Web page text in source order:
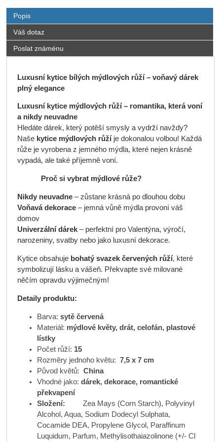
Popis
Váš dotaz
Poslat známénu
Luxusní kytice bílých mýdlových růží – voňavý dárek
plný elegance
Luxusní kytice mýdlových růží – romantika, která voní
a nikdy neuvadne
Hledáte dárek, který potěší smysly a vydrží navždy?
Naše kytice mýdlových růžíje dokonalou volbou! Každá
růže je vyrobena z jemného mýdla, které nejen krásně
vypadá, ale také příjemně voní.
Proč si vybrat mýdlové růže?
Nikdy neuvadne– zůstane krásná po dlouhou dobu
Voňavá dekorace– jemná vůně mýdla provoní váš
domov
Univerzální dárek– perfektní pro Valentýna, výročí,
narozeniny, svatby nebo jako luxusní dekorace.
Kytice obsahuje bohatý svazek červených růží, které
symbolizují lásku a vášeň. Překvapte své milované
něčím opravdu výjimečným!
Detaily produktu:
Barva: sytě červená
Materiál: mýdlové květy, drát, celofán, plastové
lístky
Počet růží: 15
Rozměry jednoho květu: 7,5 x 7 cm
Původ květů: China
Vhodné jako: dárek, dekorace, romantické
překvapení
Složení:
Zea Mays (Corn Starch), Polyvinyl
Alcohol, Aqua, Sodium Dodecyl Sulphata,
Cocamide DEA, Propylene Glycol, Paraffinum
Luquidum, Parfum, Methylisothaiazolinone (+/- Cl